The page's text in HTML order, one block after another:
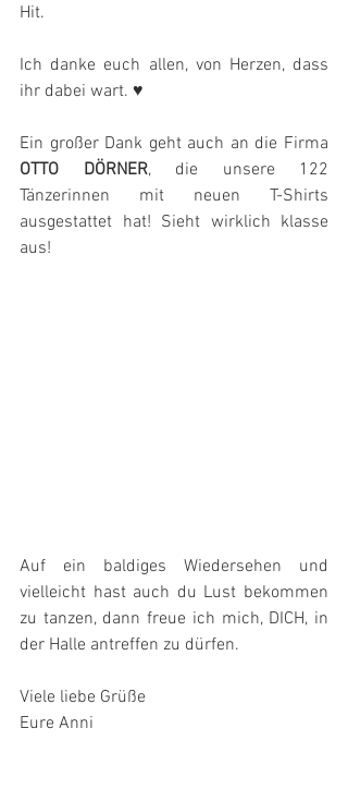
Hit.
Ich danke euch allen, von Herzen, dass
ihr dabei wart. ♥
OTTO DÖRNER, die unsere 122
Tänzerinnen mit neuen T-Shirts
ausgestattet hat! Sieht wirklich klasse
aus!
Auf ein baldiges Wiedersehen und
vielleicht hast auch du Lust bekommen
zu tanzen, dann freue ich mich, DICH, in
der Halle antreffen zu dürfen.
Viele liebe Grüße
Eure Anni